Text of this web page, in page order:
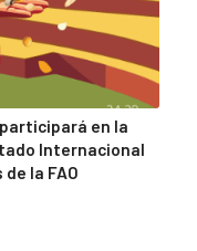
en la
Internacional
la FAO